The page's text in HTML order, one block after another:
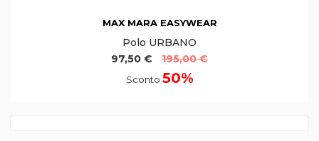
MAX MARA EASYWEAR
Polo URBANO
97,50 €
195,00 €
Sconto 50%